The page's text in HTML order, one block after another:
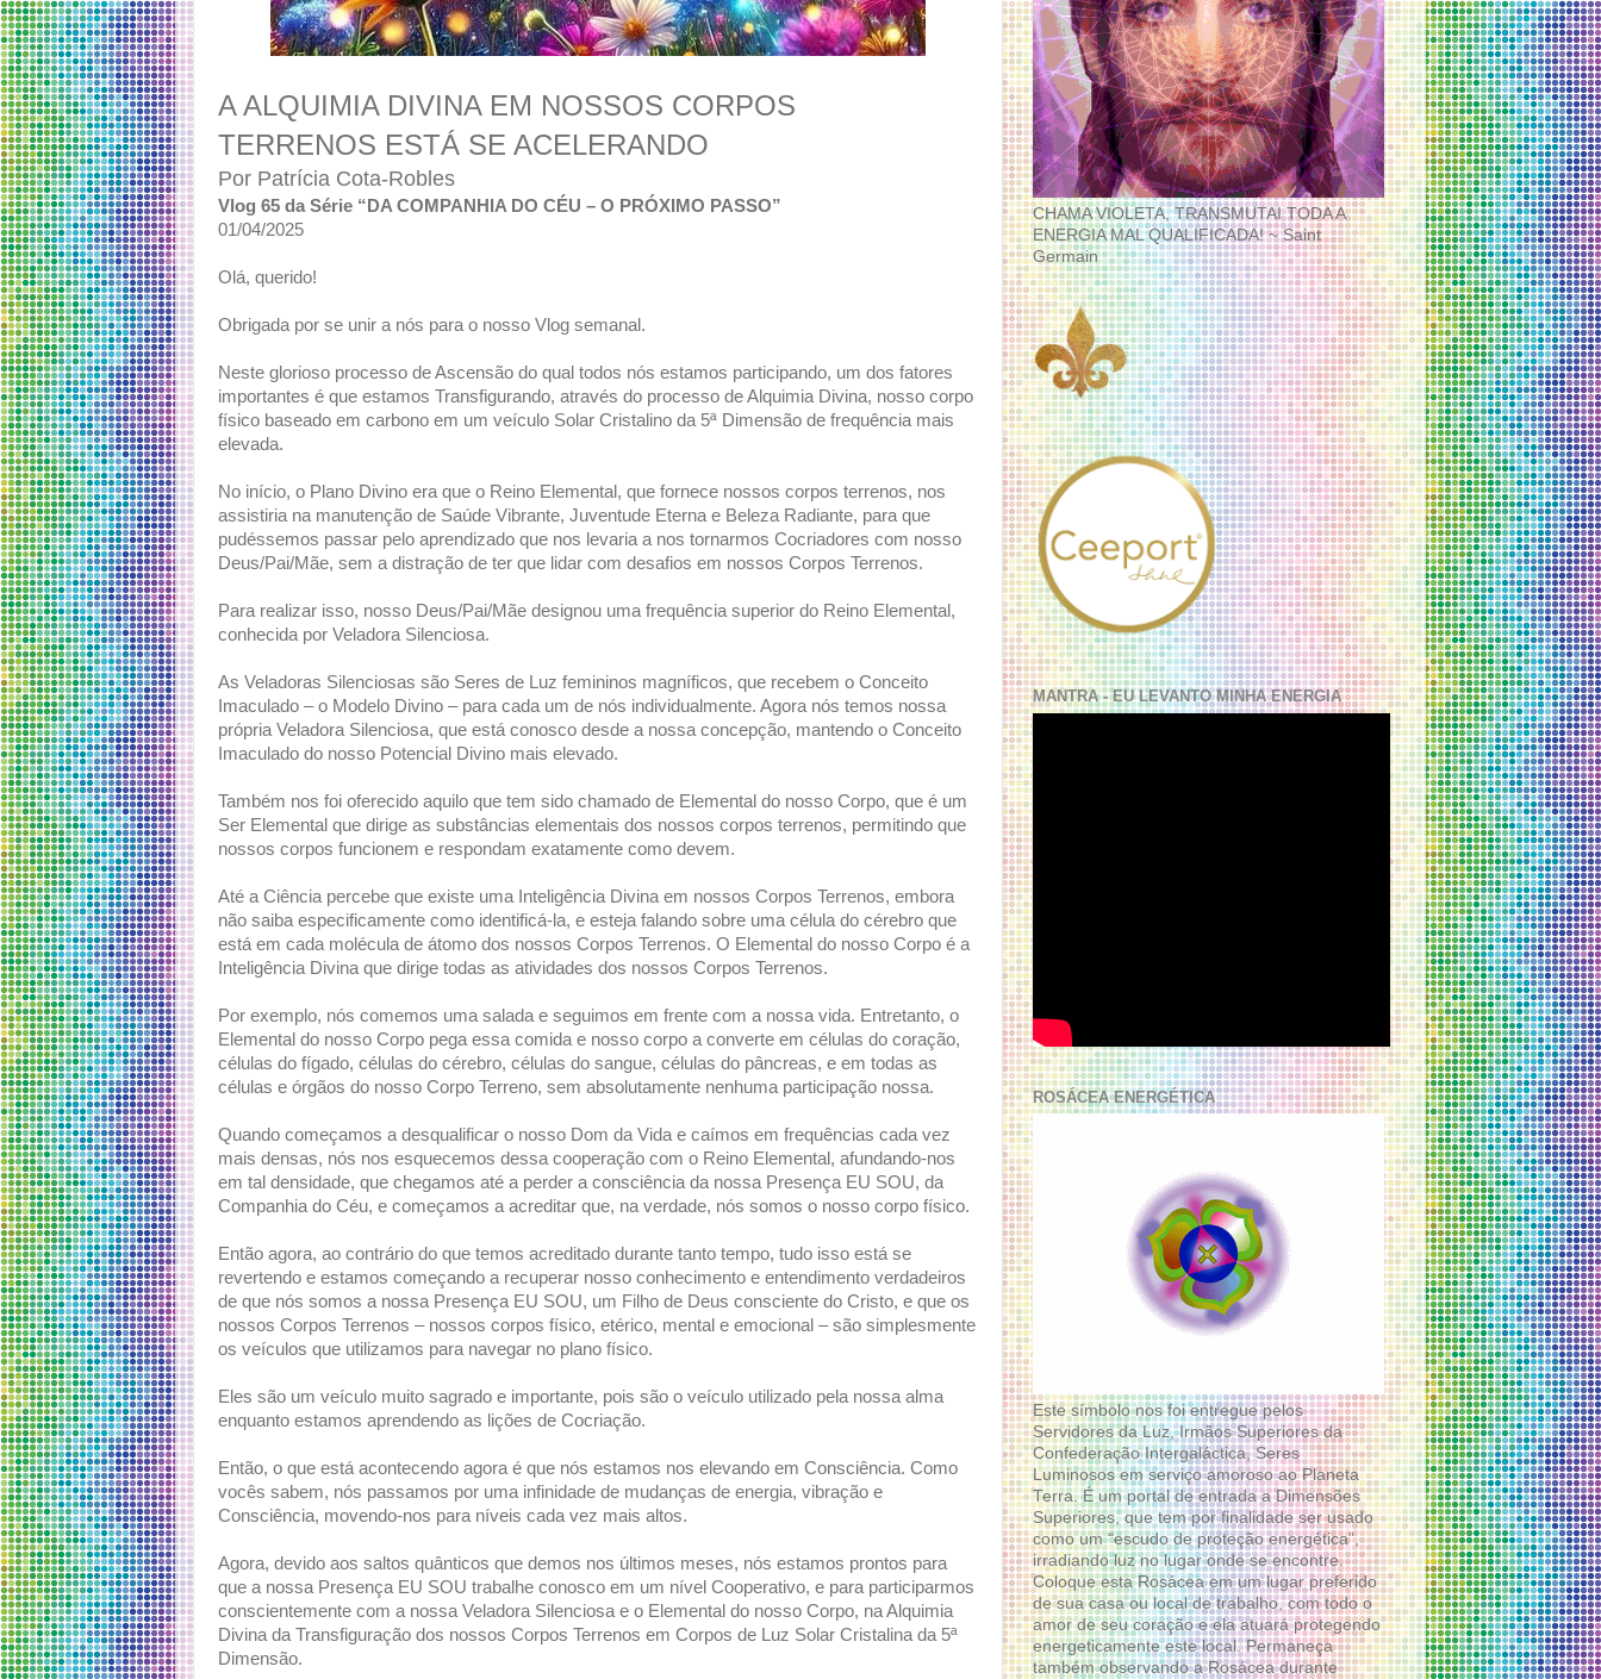
A ALQUIMIA DIVINA EM NOSSOS CORPOS
TERRENOS ESTÁ SE ACELERANDO
Por Patrícia Cota-Robles
Vlog 65 da Série “DA COMPANHIA DO CÉU – O PRÓXIMO PASSO”
01/04/2025
Olá, querido!
Obrigada por se unir a nós para o nosso Vlog semanal.
Neste glorioso processo de Ascensão do qual todos nós estamos participando, um dos fatores
importantes é que estamos Transfigurando, através do processo de Alquimia Divina, nosso corpo
físico baseado em carbono em um veículo Solar Cristalino da 5ª Dimensão de frequência mais
elevada.
No início, o Plano Divino era que o Reino Elemental, que fornece nossos corpos terrenos, nos
assistiria na manutenção de Saúde Vibrante, Juventude Eterna e Beleza Radiante, para que
pudéssemos passar pelo aprendizado que nos levaria a nos tornarmos Cocriadores com nosso
Deus/Pai/Mãe, sem a distração de ter que lidar com desafios em nossos Corpos Terrenos.
Para realizar isso, nosso Deus/Pai/Mãe designou uma frequência superior do Reino Elemental,
conhecida por Veladora Silenciosa.
As Veladoras Silenciosas são Seres de Luz femininos magníficos, que recebem o Conceito
Imaculado – o Modelo Divino – para cada um de nós individualmente. Agora nós temos nossa
própria Veladora Silenciosa, que está conosco desde a nossa concepção, mantendo o Conceito
Imaculado do nosso Potencial Divino mais elevado.
Também nos foi oferecido aquilo que tem sido chamado de Elemental do nosso Corpo, que é um
Ser Elemental que dirige as substâncias elementais dos nossos corpos terrenos, permitindo que
nossos corpos funcionem e respondam exatamente como devem.
Até a Ciência percebe que existe uma Inteligência Divina em nossos Corpos Terrenos, embora
não saiba especificamente como identificá-la, e esteja falando sobre uma célula do cérebro que
está em cada molécula de átomo dos nossos Corpos Terrenos. O Elemental do nosso Corpo é a
Inteligência Divina que dirige todas as atividades dos nossos Corpos Terrenos.
Por exemplo, nós comemos uma salada e seguimos em frente com a nossa vida. Entretanto, o
Elemental do nosso Corpo pega essa comida e nosso corpo a converte em células do coração,
células do fígado, células do cérebro, células do sangue, células do pâncreas, e em todas as
células e órgãos do nosso Corpo Terreno, sem absolutamente nenhuma participação nossa.
Quando começamos a desqualificar o nosso Dom da Vida e caímos em frequências cada vez
mais densas, nós nos esquecemos dessa cooperação com o Reino Elemental, afundando-nos
em tal densidade, que chegamos até a perder a consciência da nossa Presença EU SOU, da
Companhia do Céu, e começamos a acreditar que, na verdade, nós somos o nosso corpo físico.
Então agora, ao contrário do que temos acreditado durante tanto tempo, tudo isso está se
revertendo e estamos começando a recuperar nosso conhecimento e entendimento verdadeiros
de que nós somos a nossa Presença EU SOU, um Filho de Deus consciente do Cristo, e que os
nossos Corpos Terrenos – nossos corpos físico, etérico, mental e emocional – são simplesmente
os veículos que utilizamos para navegar no plano físico.
Eles são um veículo muito sagrado e importante, pois são o veículo utilizado pela nossa alma
enquanto estamos aprendendo as lições de Cocriação.
Então, o que está acontecendo agora é que nós estamos nos elevando em Consciência. Como
vocês sabem, nós passamos por uma infinidade de mudanças de energia, vibração e
Consciência, movendo-nos para níveis cada vez mais altos.
Agora, devido aos saltos quânticos que demos nos últimos meses, nós estamos prontos para
que a nossa Presença EU SOU trabalhe conosco em um nível Cooperativo, e para participarmos
conscientemente com a nossa Veladora Silenciosa e o Elemental do nosso Corpo, na Alquimia
Divina da Transfiguração dos nossos Corpos Terrenos em Corpos de Luz Solar Cristalina da 5ª
Dimensão.
CHAMA VIOLETA, TRANSMUTAI TODA A
ENERGIA MAL QUALIFICADA! ~ Saint
Germain
MANTRA - EU LEVANTO MINHA ENERGIA
ROSÁCEA ENERGÉTICA
Este símbolo nos foi entregue pelos
Servidores da Luz, Irmãos Superiores da
Confederação Intergaláctica, Seres
Luminosos em serviço amoroso ao Planeta
Terra. É um portal de entrada a Dimensões
Superiores, que tem por finalidade ser usado
como um “escudo de proteção energética”,
irradiando luz no lugar onde se encontre.
Coloque esta Rosácea em um lugar preferido
de sua casa ou local de trabalho, com todo o
amor de seu coração e ela atuará protegendo
energeticamente este local. Permaneça
também observando a Rosácea durante